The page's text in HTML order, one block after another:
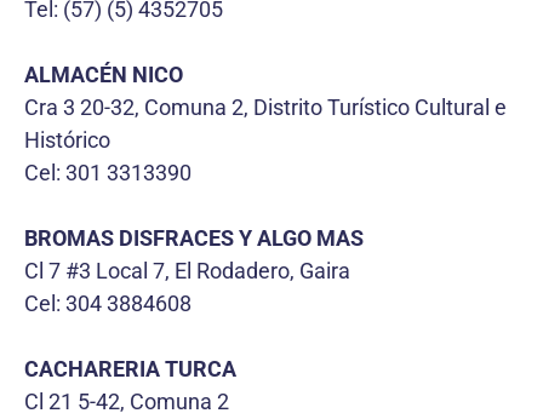
Tel: (57) (5) 4352705
ALMACÉN NICO
Cra 3 20-32, Comuna 2, Distrito Turístico Cultural e
Histórico
Cel: 301 3313390
BROMAS DISFRACES Y ALGO MAS
Cl 7 #3 Local 7, El Rodadero, Gaira
Cel: 304 3884608
CACHARERIA TURCA
Cl 21 5-42, Comuna 2